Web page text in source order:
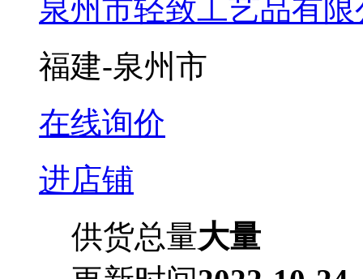
泉州市轻致工艺品有限
福建-泉州市
在线询价
进店铺
供货总量大量